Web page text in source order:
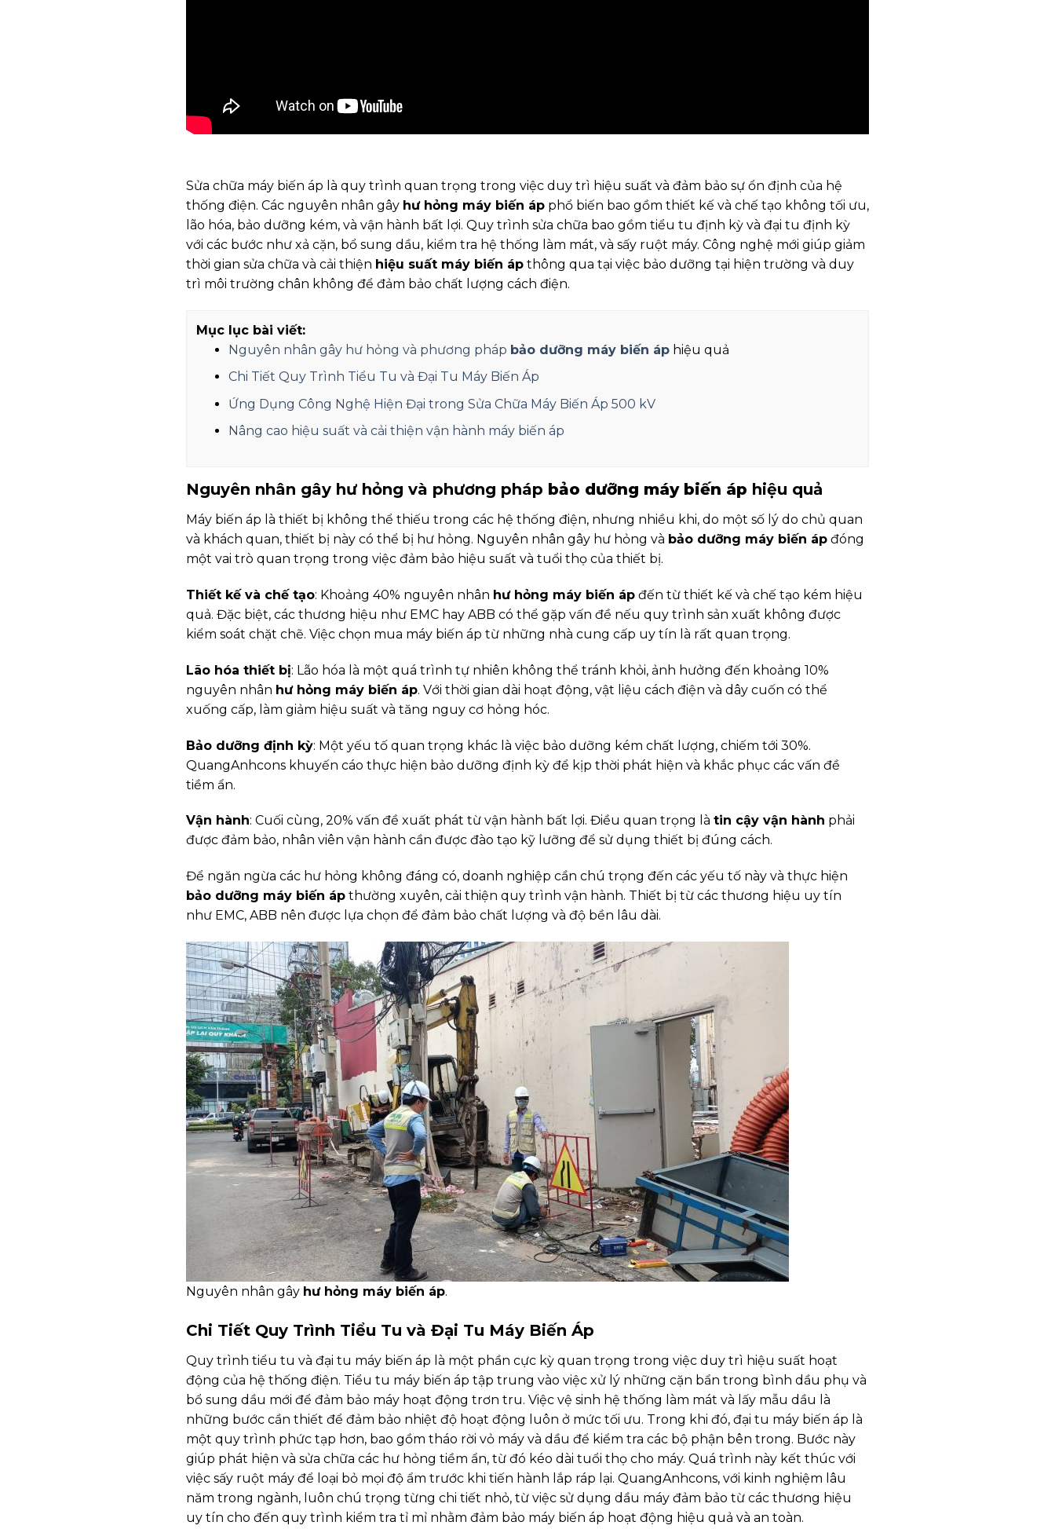
Sửa chữa máy biến áp là quy trình quan trọng trong việc duy trì hiệu suất và đảm bảo sự ổn định của hệ
thống điện. Các nguyên nhân gây hư hỏng máy biến áp phổ biến bao gồm thiết kế và chế tạo không tối ưu,
lão hóa, bảo dưỡng kém, và vận hành bất lợi. Quy trình sửa chữa bao gồm tiểu tu định kỳ và đại tu định kỳ
với các bước như xả cặn, bổ sung dầu, kiểm tra hệ thống làm mát, và sấy ruột máy. Công nghệ mới giúp giảm
thời gian sửa chữa và cải thiện hiệu suất máy biến áp thông qua tại việc bảo dưỡng tại hiện trường và duy
trì môi trường chân không để đảm bảo chất lượng cách điện.
Mục lục bài viết:
Nguyên nhân gây hư hỏng và phương pháp bảo dưỡng máy biến áphiệu quả
Chi Tiết Quy Trình Tiểu Tu và Đại Tu Máy Biến Áp
Ứng Dụng Công Nghệ Hiện Đại trong Sửa Chữa Máy Biến Áp 500 kV
Nâng cao hiệu suất và cải thiện vận hành máy biến áp
Nguyên nhân gây hư hỏng và phương pháp bảo dưỡng máy biến áp hiệu quả
Máy biến áp là thiết bị không thể thiếu trong các hệ thống điện, nhưng nhiều khi, do một số lý do chủ quan
và khách quan, thiết bị này có thể bị hư hỏng. Nguyên nhân gây hư hỏng và bảo dưỡng máy biến áp đóng
một vai trò quan trọng trong việc đảm bảo hiệu suất và tuổi thọ của thiết bị.
Thiết kế và chế tạo: Khoảng 40% nguyên nhân hư hỏng máy biến áp đến từ thiết kế và chế tạo kém hiệu
quả. Đặc biệt, các thương hiệu như EMC hay ABB có thể gặp vấn đề nếu quy trình sản xuất không được
kiểm soát chặt chẽ. Việc chọn mua máy biến áp từ những nhà cung cấp uy tín là rất quan trọng.
Lão hóa thiết bị: Lão hóa là một quá trình tự nhiên không thể tránh khỏi, ảnh hưởng đến khoảng 10%
nguyên nhân hư hỏng máy biến áp. Với thời gian dài hoạt động, vật liệu cách điện và dây cuốn có thể
xuống cấp, làm giảm hiệu suất và tăng nguy cơ hỏng hóc.
Bảo dưỡng định kỳ: Một yếu tố quan trọng khác là việc bảo dưỡng kém chất lượng, chiếm tới 30%.
QuangAnhcons khuyến cáo thực hiện bảo dưỡng định kỳ để kịp thời phát hiện và khắc phục các vấn đề
tiềm ẩn.
Vận hành: Cuối cùng, 20% vấn đề xuất phát từ vận hành bất lợi. Điều quan trọng là tin cậy vận hành phải
được đảm bảo, nhân viên vận hành cần được đào tạo kỹ lưỡng để sử dụng thiết bị đúng cách.
Để ngăn ngừa các hư hỏng không đáng có, doanh nghiệp cần chú trọng đến các yếu tố này và thực hiện
bảo dưỡng máy biến áp thường xuyên, cải thiện quy trình vận hành. Thiết bị từ các thương hiệu uy tín
như EMC, ABB nên được lựa chọn để đảm bảo chất lượng và độ bền lâu dài.
Nguyên nhân gây hư hỏng máy biến áp.
Chi Tiết Quy Trình Tiểu Tu và Đại Tu Máy Biến Áp
Quy trình tiểu tu và đại tu máy biến áp là một phần cực kỳ quan trọng trong việc duy trì hiệu suất hoạt
động của hệ thống điện. Tiểu tu máy biến áp tập trung vào việc xử lý những cặn bẩn trong bình dầu phụ và
bổ sung dầu mới để đảm bảo máy hoạt động trơn tru. Việc vệ sinh hệ thống làm mát và lấy mẫu dầu là
những bước cần thiết để đảm bảo nhiệt độ hoạt động luôn ở mức tối ưu. Trong khi đó, đại tu máy biến áp là
một quy trình phức tạp hơn, bao gồm tháo rời vỏ máy và dầu để kiểm tra các bộ phận bên trong. Bước này
giúp phát hiện và sửa chữa các hư hỏng tiềm ẩn, từ đó kéo dài tuổi thọ cho máy. Quá trình này kết thúc với
việc sấy ruột máy để loại bỏ mọi độ ẩm trước khi tiến hành lắp ráp lại. QuangAnhcons, với kinh nghiệm lâu
năm trong ngành, luôn chú trọng từng chi tiết nhỏ, từ việc sử dụng dầu máy đảm bảo từ các thương hiệu
uy tín cho đến quy trình kiểm tra tỉ mỉ nhằm đảm bảo máy biến áp hoạt động hiệu quả và an toàn.